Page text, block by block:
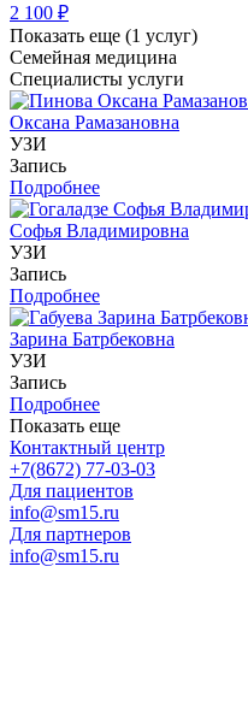
2 100 ₽
Показать еще (1 услуг)
Семейная медицина
Специалисты услуги
Оксана Рамазановна
УЗИ
Запись
Подробнее
Софья Владимировна
УЗИ
Запись
Подробнее
Зарина Батрбековна
УЗИ
Запись
Подробнее
Показать еще
Контактный центр
+7(8672) 77-03-03
Для пациентов
info@sm15.ru
Для партнеров
info@sm15.ru